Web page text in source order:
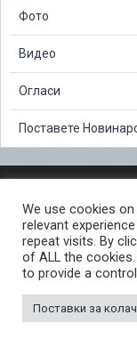
Фото
Видео
Огласи
Поставете
СЛОБОДЕН
ПОСТАПКА ЗА
© 2026 ЈАВНО
We use cookies
relevant
repeat visits. By
of ALL the
to provide a
Поставки за